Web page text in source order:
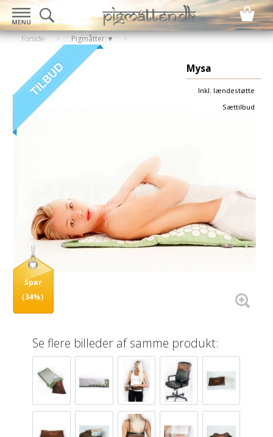
Forside > Pigmåtter ▼
Mysa
Inkl. lændestøtte
Sættilbud
Spar
(34%)
Se flere billeder af samme produkt: